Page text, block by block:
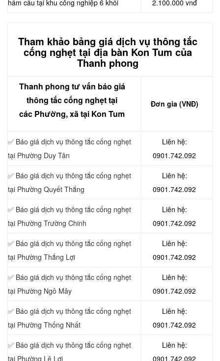
hầm cầu tại khu công nghiệp 6 khối
2.100.000 vnđ
Tham khảo bảng giá dịch vụ thông tắc
cống nghẹt tại địa bàn Kon Tum của
Thanh phong
Thanh phong tư vấn báo giá
thông tắc cống nghẹttại
các Phường, xã tại Kon Tum
Đơn gia (VNĐ)
✅ Báo giá dịch vụ thông tắc cống nghẹt
tại Phường Duy Tân
Liên hệ:
0901.742.092
✅ Báo giá dịch vụ thông tắc cống nghẹt
tại Phường Quyết Thắng
Liên hệ:
0901.742.092
✅ Báo giá dịch vụ thông tắc cống nghẹt
tại Phường Trường Chinh
Liên hệ:
0901.742.092
✅ Báo giá dịch vụ thông tắc cống nghẹt
tại Phường Thắng Lợi
Liên hệ:
0901.742.092
✅ Báo giá dịch vụ thông tắc cống nghẹt
tại Phường Ngô Mây
Liên hệ:
0901.742.092
✅ Báo giá dịch vụ thông tắc cống nghẹt
tại Phường Thống Nhất
Liên hệ:
0901.742.092
✅ Báo giá dịch vụ thông tắc cống nghẹt
tại Phường Lê Lợi
Liên hệ:
0901.742.092